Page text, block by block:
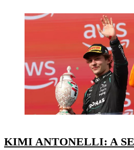
KIMI ANTONELLI: A